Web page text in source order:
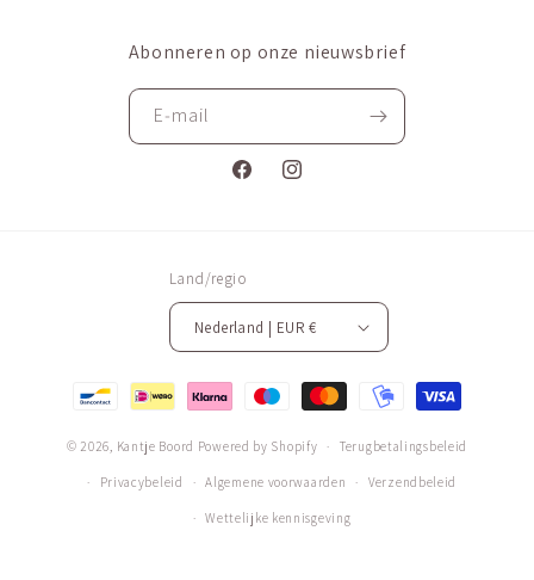
Abonneren op onze nieuwsbrief
E‑mail
FacebookInstagram
Land/regio
Nederland | EUR €
Betaalmethoden
© 2026, Kantje Boord Powered by Shopify Terugbetalingsbeleid
Privacybeleid Algemene voorwaarden Verzendbeleid
Wettelijke kennisgeving